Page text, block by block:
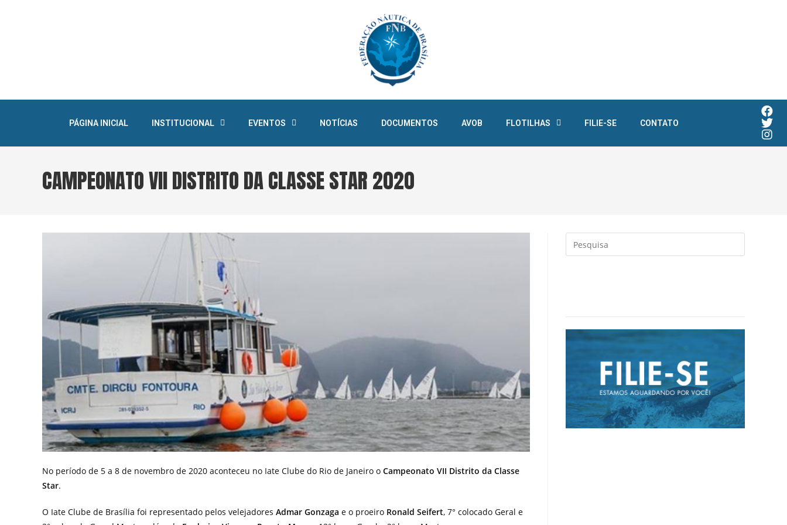
PÁGINA INICIAL INSTITUCIONAL EVENTOS NOTÍCIAS DOCUMENTOS AVOB FLOTILHAS FILIE-SE CONTATO
CAMPEONATO VII DISTRITO DA CLASSE STAR 2020
No período de 5 a 8 de novembro de 2020 aconteceu no Iate Clube do Rio de Janeiro o Campeonato VII Distrito da Classe
Star.
O Iate Clube de Brasília foi representado pelos velejadores Admar Gonzaga e o proeiro Ronald Seifert, 7° colocado Geral e